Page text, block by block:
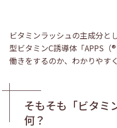
ビタミンラッシュの主成分と
型ビタミンC誘導体「APPS（
働きをするのか、わかりやす
そもそも「ビタミ
何？